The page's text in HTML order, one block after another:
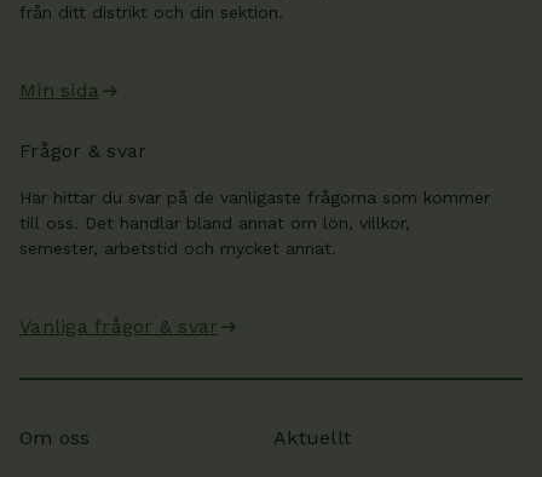
från ditt distrikt och din sektion.
Min sida
Frågor & svar
Här hittar du svar på de vanligaste frågorna som kommer
till oss. Det handlar bland annat om lön, villkor,
semester, arbetstid och mycket annat.
Vanliga frågor & svar
Om oss Aktuellt